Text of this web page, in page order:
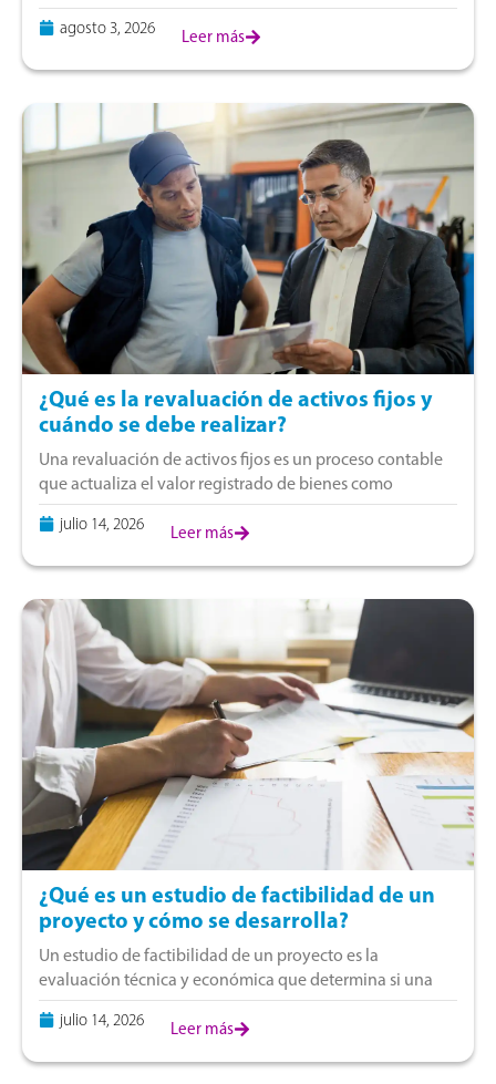
gastos para desarrollar una propiedad. Se incluyen la
compra del terreno, estudios preliminares, diseño,
agosto 3, 2026 Leer más
¿Qué es la revaluación de activos fijos y
cuándo se debe realizar?
Una revaluación de activos fijos es un proceso contable
que actualiza el valor registrado de bienes como
terrenos, edificaciones, maquinaria y equipos según su
valor razonable. Este procedimiento ayuda a
julio 14, 2026 Leer más
¿Qué es un estudio de factibilidad de un
proyecto y cómo se desarrolla?
Un estudio de factibilidad de un proyecto es la
evaluación técnica y económica que determina si una
inversión resulta viable antes de comprometer capital. En
Perú, corresponde a la fase
julio 14, 2026 Leer más